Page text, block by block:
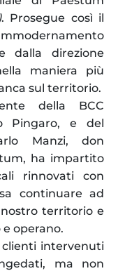
. Prosegue così il
dalla direzione
maniera più
sul territorio.
della BCC
Pingaro, e del
Manzi, don
ha impartito
rinnovati con
continuare ad
territorio e
operano.
clienti intervenuti
ma non